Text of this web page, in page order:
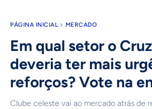
PÁGINA INICIAL MERCADO
Em qual setor o
deveria ter mais
reforços? Vote na
Clube celeste vai ao mercado atrás de